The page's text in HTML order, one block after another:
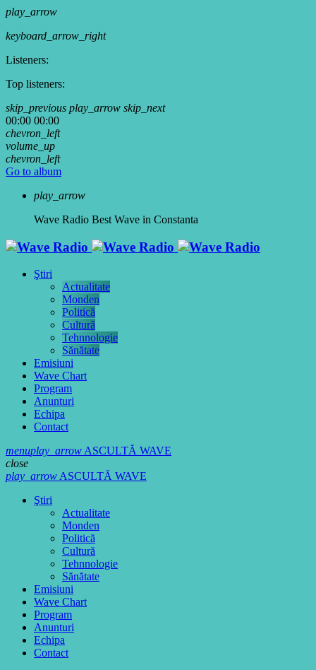
play_arrow
keyboard_arrow_right
Listeners:
Top listeners:
skip_previous play_arrow skip_next
00:00 00:00
chevron_left
volume_up
chevron_left
Go to album
play_arrow
Wave Radio Best Wave in Constanta
Ştiri
Actualitate
Monden
Politică
Cultură
Tehnnologie
Sănătate
Emisiuni
Wave Chart
Program
Anunturi
Echipa
Contact
menuplay_arrowASCULTĂ WAVE
close
play_arrowASCULTĂ WAVE
Ştiri
Actualitate
Monden
Politică
Cultură
Tehnnologie
Sănătate
Emisiuni
Wave Chart
Program
Anunturi
Echipa
Contact